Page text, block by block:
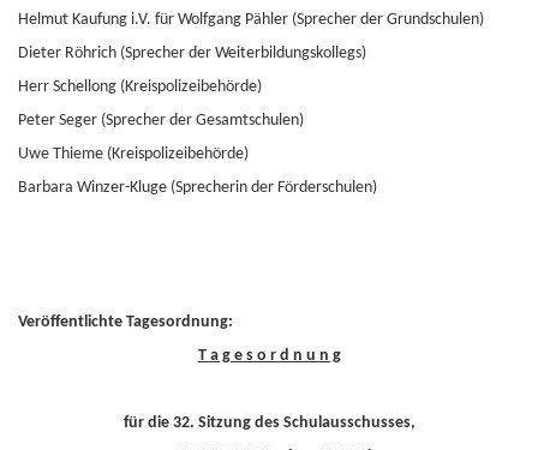
Helmut Kaufung i.V. für Wolfgang Pähler (Sprecher der Grundschulen)
Dieter Röhrich (Sprecher der Weiterbildungskollegs)
Herr Schellong (Kreispolizeibehörde)
Peter Seger (Sprecher der Gesamtschulen)
Uwe Thieme (Kreispolizeibehörde)
Barbara Winzer-Kluge (Sprecherin der Förderschulen)
Veröffentlichte Tagesordnung:
T a g e s o r d n u n g
für die 32. Sitzung des Schulausschusses,